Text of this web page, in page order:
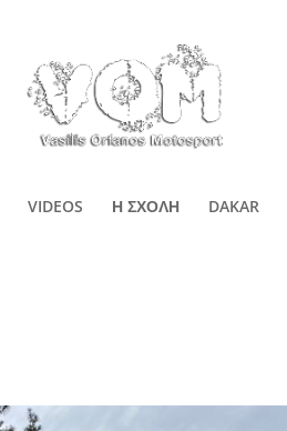
VIDEOS Η ΣΧΟΛΗ DAKAR